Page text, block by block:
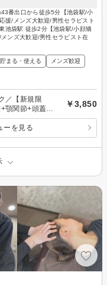
番出口から徒歩5分【池袋駅/小
援/メンズ大歓迎/男性セラピスト
池袋駅 徒歩2分【池袋駅/小顔矯
ンズ大歓迎/男性セラピスト在
まる・使える メンズ歓迎
／【新規限
顎関節+頭蓋骨
￥3,850
ーを見る